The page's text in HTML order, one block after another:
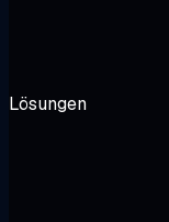
Lösungen